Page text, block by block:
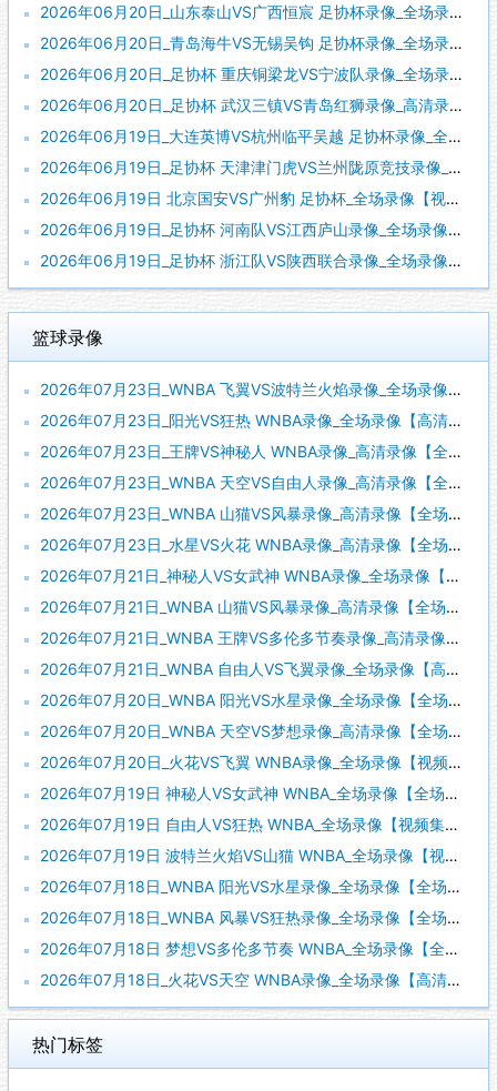
2026年06月20日_山东泰山VS广西恒宸 足协杯录像_全场录像【高清回放】
2026年06月20日_青岛海牛VS无锡吴钩 足协杯录像_全场录像【全场回放】
2026年06月20日_足协杯 重庆铜梁龙VS宁波队录像_全场录像【高清回放】
2026年06月20日_足协杯 武汉三镇VS青岛红狮录像_高清录像【全场回放】
2026年06月19日_大连英博VS杭州临平吴越 足协杯录像_全场录像【全场回放】
2026年06月19日_足协杯 天津津门虎VS兰州陇原竞技录像_高清录像【全场回放】
2026年06月19日 北京国安VS广州豹 足协杯_全场录像【视频集锦】
2026年06月19日_足协杯 河南队VS江西庐山录像_全场录像【高清回放】
2026年06月19日_足协杯 浙江队VS陕西联合录像_全场录像【高清回放】
篮球录像
2026年07月23日_WNBA 飞翼VS波特兰火焰录像_全场录像【高清回放】
2026年07月23日_阳光VS狂热 WNBA录像_全场录像【高清回放】
2026年07月23日_王牌VS神秘人 WNBA录像_高清录像【全场回放】
2026年07月23日_WNBA 天空VS自由人录像_高清录像【全场回放】
2026年07月23日_WNBA 山猫VS风暴录像_高清录像【全场回放】
2026年07月23日_水星VS火花 WNBA录像_高清录像【全场回放】
2026年07月21日_神秘人VS女武神 WNBA录像_全场录像【视频集锦】
2026年07月21日_WNBA 山猫VS风暴录像_高清录像【全场回放】
2026年07月21日_WNBA 王牌VS多伦多节奏录像_高清录像【全场回放】
2026年07月21日_WNBA 自由人VS飞翼录像_全场录像【高清回放】
2026年07月20日_WNBA 阳光VS水星录像_全场录像【全场回放】
2026年07月20日_WNBA 天空VS梦想录像_高清录像【全场回放】
2026年07月20日_火花VS飞翼 WNBA录像_全场录像【视频集锦】
2026年07月19日 神秘人VS女武神 WNBA_全场录像【全场回放】
2026年07月19日 自由人VS狂热 WNBA_全场录像【视频集锦】
2026年07月19日 波特兰火焰VS山猫 WNBA_全场录像【视频集锦】
2026年07月18日_WNBA 阳光VS水星录像_全场录像【全场回放】
2026年07月18日_WNBA 风暴VS狂热录像_全场录像【全场回放】
2026年07月18日 梦想VS多伦多节奏 WNBA_全场录像【全场回放】
2026年07月18日_火花VS天空 WNBA录像_全场录像【高清回放】
热门标签